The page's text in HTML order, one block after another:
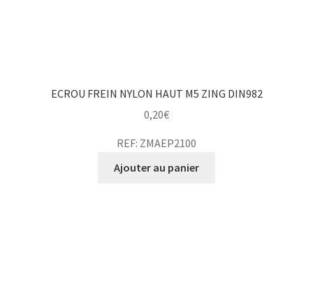
ECROU FREIN NYLON HAUT M5 ZING DIN982
0,20€
REF: ZMAEP2100
Ajouter au panier